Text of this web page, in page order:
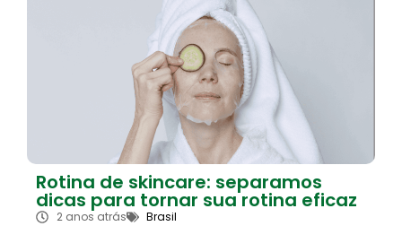
Rotina de skincare: separamos
dicas para tornar sua rotina eficaz
2 anos atrás Brasil